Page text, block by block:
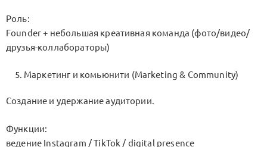
Роль:
Founder + небольшая креативная команда (фото/видео/
друзья-коллабораторы)
Маркетинг и комьюнити (Marketing & Community)
Создание и удержание аудитории.
Функции:
ведение Instagram / TikTok / digital presence